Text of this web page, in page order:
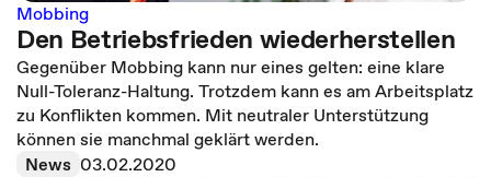
Mobbing
Den Betriebsfrieden wiederherstellen
Gegenüber Mobbing kann nur eines gelten: eine klare
Null-Toleranz-Haltung. Trotzdem kann es am Arbeitsplatz
zu Konflikten kommen. Mit neutraler Unterstützung
können sie manchmal geklärt werden.
News 03.02.2020